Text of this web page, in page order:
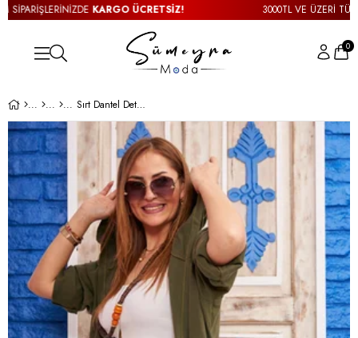
KARGO ÜCRETSİZ! 3000TL VE ÜZERİ TÜM
0
Sırt Dantel Detay Mevsimlik Haki Ceket